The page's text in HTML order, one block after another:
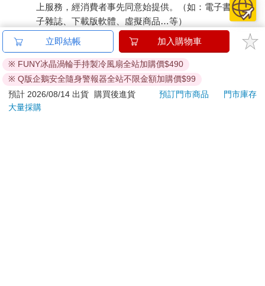
上服務，經消費者事先同意始提供。（如：電子書、電
子雜誌、下載版軟體、虛擬商品…等）
已拆封之個人衛生用品。（如：內衣褲、刮鬍刀、除毛
若非上列種類商品，均享有到貨7天的猶豫期（含例假
日）。
辦理退換貨時，商品（組合商品恕無法接受單獨退貨）必須
是您收到商品時的原始狀態（包含商品本體、配件、贈品、
立即結帳 加入購物車
※ FUNY冰晶渦輪手持製冷風扇全站加購價$490
※ Q版企鵝安全隨身警報器全站不限金額加購價$99
預計 2026/08/14 出貨
購買後進貨 預訂門市商品
門市庫存
大量採購